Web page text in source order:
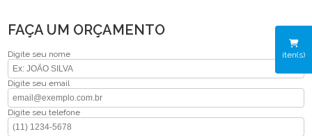
iten(s)
FAÇA UM ORÇAMENTO
Digite seu nome
Digite seu email
Digite seu telefone